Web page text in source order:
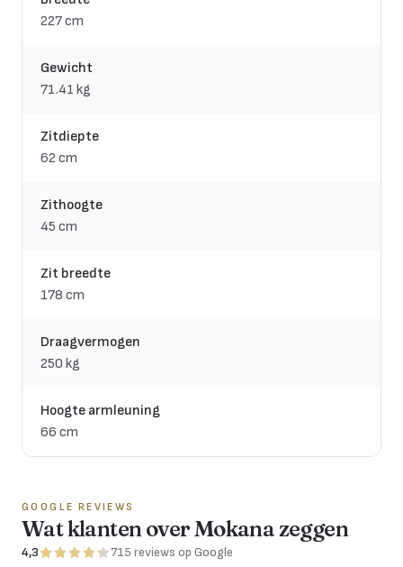
227 cm
Gewicht
71.41 kg
Zitdiepte
62 cm
Zithoogte
45 cm
Zit breedte
178 cm
Draagvermogen
250 kg
Hoogte armleuning
66 cm
GOOGLE REVIEWS
Wat klanten over Mokana zeggen
4,3 715 reviews op Google